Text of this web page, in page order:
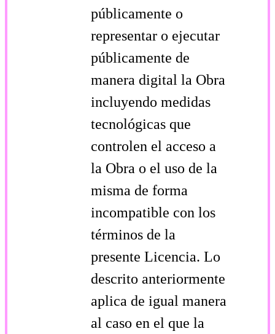
públicamente o
representar o ejecutar
públicamente de
manera digital la Obra
incluyendo medidas
tecnológicas que
controlen el acceso a
la Obra o el uso de la
misma de forma
incompatible con los
términos de la
presente Licencia. Lo
descrito anteriormente
aplica de igual manera
al caso en el que la